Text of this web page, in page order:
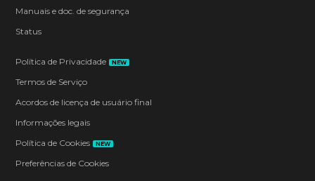
Manuais e doc. de segurança
Status
Política de Privacidade NEW
Termos de Serviço
Acordos de licença de usuário final
Informações legais
Política de Cookies
NEW
Preferências de Cookies